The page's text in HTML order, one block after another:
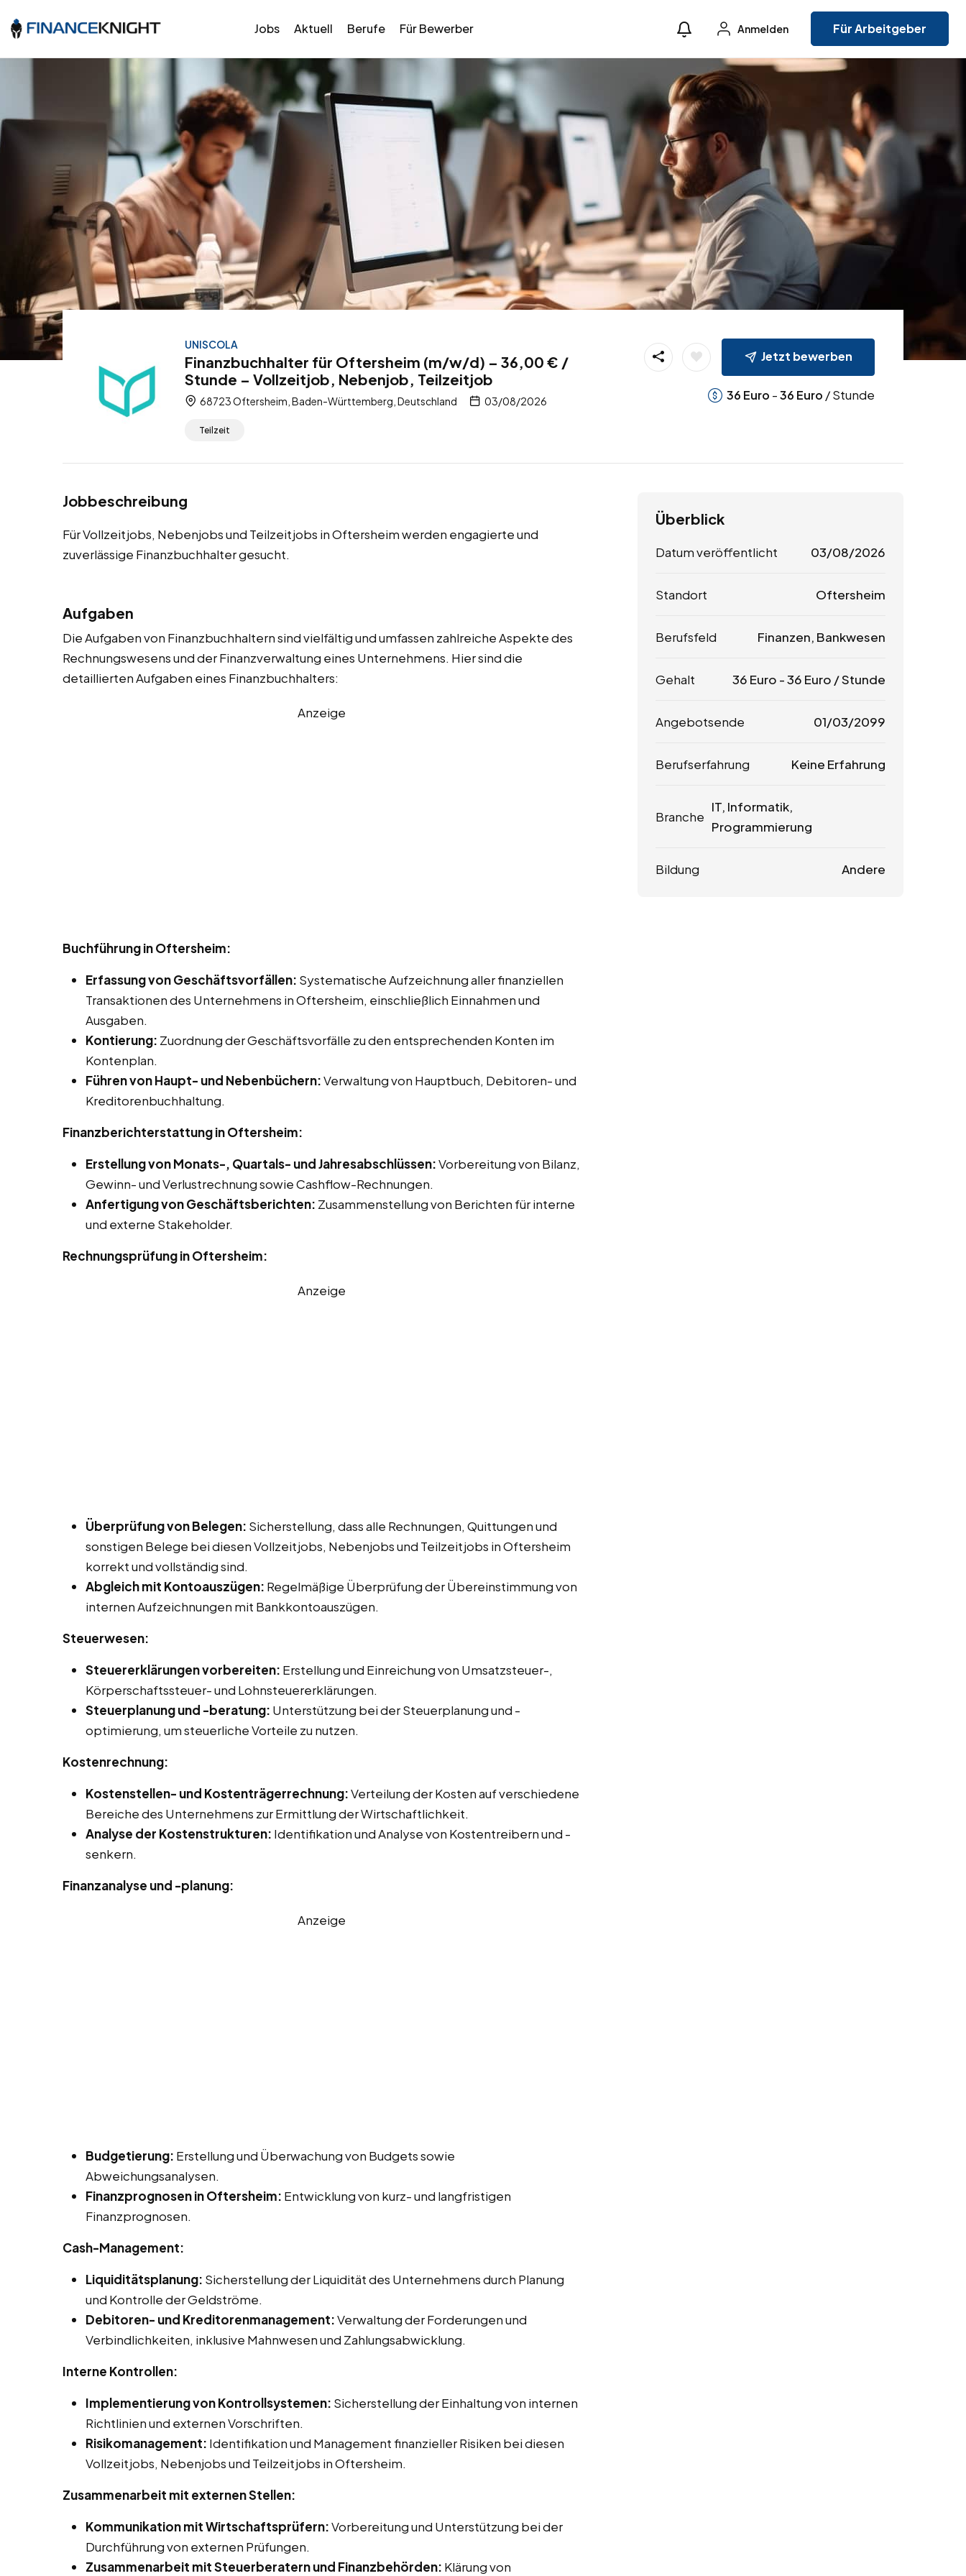
Jobs Aktuell Berufe Für Bewerber Anmelden Für Arbeitgeber
UNISCOLA
Finanzbuchhalter für Oftersheim (m/w/d) – 36,00 € /
Stunde – Vollzeitjob, Nebenjob, Teilzeitjob
68723 Oftersheim, Baden-Württemberg, Deutschland 03/08/2026
Teilzeit
Jetzt bewerben
36 Euro -36 Euro / Stunde
Jobbeschreibung
Für Vollzeitjobs, Nebenjobs und Teilzeitjobs in Oftersheim werden engagierte und
zuverlässige Finanzbuchhalter gesucht.
Aufgaben
Die Aufgaben von Finanzbuchhaltern sind vielfältig und umfassen zahlreiche Aspekte des
Rechnungswesens und der Finanzverwaltung eines Unternehmens. Hier sind die
detaillierten Aufgaben eines Finanzbuchhalters:
Anzeige
Buchführung in Oftersheim:
Erfassung von Geschäftsvorfällen: Systematische Aufzeichnung aller finanziellen
Transaktionen des Unternehmens in Oftersheim, einschließlich Einnahmen und
Ausgaben.
Kontierung: Zuordnung der Geschäftsvorfälle zu den entsprechenden Konten im
Kontenplan.
Führen von Haupt- und Nebenbüchern:Verwaltung von Hauptbuch, Debitoren- und
Kreditorenbuchhaltung.
Finanzberichterstattung in Oftersheim:
Erstellung von Monats-, Quartals- und Jahresabschlüssen:Vorbereitung von Bilanz,
Gewinn- und Verlustrechnung sowie Cashflow-Rechnungen.
Anfertigung von Geschäftsberichten: Zusammenstellung von Berichten für interne
und externe Stakeholder.
Rechnungsprüfung in Oftersheim:
Anzeige
Überprüfung von Belegen: Sicherstellung, dass alle Rechnungen, Quittungen und
sonstigen Belege bei diesen Vollzeitjobs, Nebenjobs und Teilzeitjobs in Oftersheim
korrekt und vollständig sind.
Abgleich mit Kontoauszügen: Regelmäßige Überprüfung der Übereinstimmung von
internen Aufzeichnungen mit Bankkontoauszügen.
Steuerwesen:
Steuererklärungen vorbereiten: Erstellung und Einreichung von Umsatzsteuer-,
Körperschaftssteuer- und Lohnsteuererklärungen.
Steuerplanung und -beratung: Unterstützung bei der Steuerplanung und -
optimierung, um steuerliche Vorteile zu nutzen.
Kostenrechnung:
Kostenstellen- und Kostenträgerrechnung:Verteilung der Kosten auf verschiedene
Bereiche des Unternehmens zur Ermittlung der Wirtschaftlichkeit.
Analyse der Kostenstrukturen: Identifikation und Analyse von Kostentreibern und -
senkern.
Finanzanalyse und -planung:
Anzeige
Budgetierung: Erstellung und Überwachung von Budgets sowie
Abweichungsanalysen.
Finanzprognosen in Oftersheim: Entwicklung von kurz- und langfristigen
Finanzprognosen.
Cash-Management:
Liquiditätsplanung: Sicherstellung der Liquidität des Unternehmens durch Planung
und Kontrolle der Geldströme.
Debitoren- und Kreditorenmanagement:Verwaltung der Forderungen und
Verbindlichkeiten, inklusive Mahnwesen und Zahlungsabwicklung.
Interne Kontrollen:
Implementierung von Kontrollsystemen: Sicherstellung der Einhaltung von internen
Richtlinien und externen Vorschriften.
Risikomanagement: Identifikation und Management finanzieller Risiken bei diesen
Vollzeitjobs, Nebenjobs und Teilzeitjobs in Oftersheim.
Zusammenarbeit mit externen Stellen:
Kommunikation mit Wirtschaftsprüfern:Vorbereitung und Unterstützung bei der
Durchführung von externen Prüfungen.
Zusammenarbeit mit Steuerberatern und Finanzbehörden: Klärung von
Überblick
Datum veröffentlicht 03/08/2026
Standort Oftersheim
Berufsfeld Finanzen, Bankwesen
Gehalt 36 Euro -36 Euro / Stunde
Angebotsende 01/03/2099
Berufserfahrung Keine Erfahrung
Branche
IT, Informatik,
Programmierung
Bildung Andere